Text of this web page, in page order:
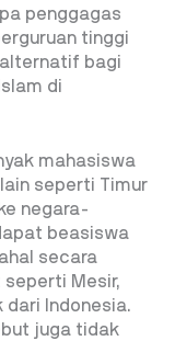
penggagas
tinggi
bagi
di
mahasiswa
seperti Timur
negara-
beasiswa
secara
Mesir,
dari Indonesia.
juga tidak